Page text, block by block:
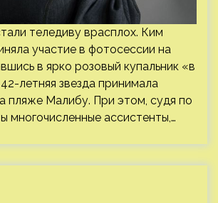
теледиву врасплох. Ким
участие в фотосессии на
в ярко розовый купальник «в
летняя звезда принимала
пляже Малибу. При этом, судя по
многочисленные ассистенты,…